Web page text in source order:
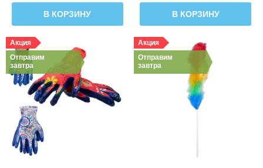
В КОРЗИНУ В КОРЗИНУ
Акция
Отправим
завтра
Акция
Отправим
завтра